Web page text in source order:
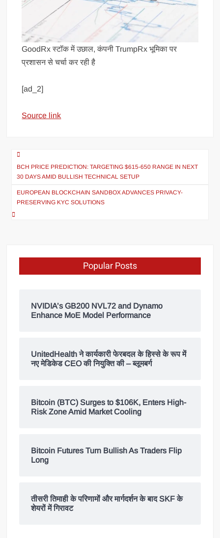
GoodRx स्टॉक में उछाल, कंपनी TrumpRx भूमिका पर
प्रशासन से चर्चा कर रही है
[ad_2]
Source link
BCH PRICE PREDICTION: TARGETING $615-650 RANGE IN NEXT
30 DAYS AMID BULLISH TECHNICAL SETUP
EUROPEAN BLOCKCHAIN SANDBOX ADVANCES PRIVACY-
PRESERVING KYC SOLUTIONS
Popular Posts
NVIDIA’s GB200 NVL72 and Dynamo
Enhance MoE Model Performance
UnitedHealth ने कार्यकारी फेरबदल के हिस्से के रूप में
नए मेडिकेड CEO की नियुक्ति की – ब्लूमबर्ग
Bitcoin (BTC) Surges to $106K, Enters High-
Risk Zone Amid Market Cooling
Bitcoin Futures Turn Bullish As Traders Flip
Long
तीसरी तिमाही के परिणामों और मार्गदर्शन के बाद SKF के
शेयरों में गिरावट